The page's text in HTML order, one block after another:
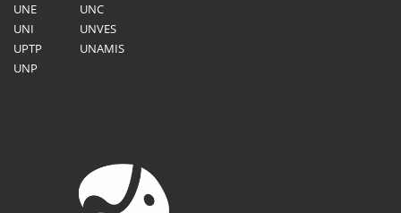
UNE
UNC
UNI
UNVES
UPTP
UNAMIS
UNP